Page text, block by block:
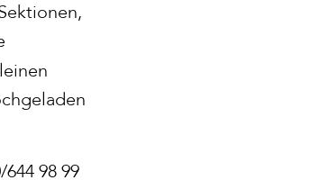
98 99